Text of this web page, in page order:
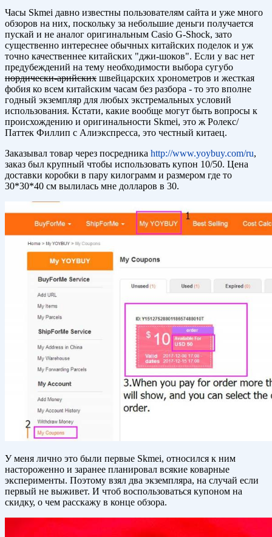
Часы Skmei давно известны пользователям сайта и уже много
обзоров на них, поскольку за небольшие деньги получается
пускай и не аналог оригинальным Casio G-Shock, зато
существенно интереснее обычных китайских поделок и уж
точно качественнее китайских "джи-шоков". Если у вас нет
предубеждений на тему необходимости выбора сугубо
нордически-арийских швейцарских хронометров и жесткая
фобия ко всем китайским часам без разбора - то это вполне
годный экземпляр для любых экстремальных условий
использования. Кстати, какие вообще могут быть вопросы к
происхождению и оригинальности Skmei, это ж Ролекс/
Паттек Филлип с Алиэкспресса, это честный китаец.
Заказывал товар через посредника http://www.yoybuy.com/ru,
заказ был крупный чтобы использовать купон 10/50. Цена
доставки коробки в пару килограмм и размером где то
30*30*40 см вылилась мне долларов в 30.
У меня лично это были первые Skmei, относился к ним
настороженно и заранее планировал всякие коварные
эксперименты. Поэтому взял два экземпляра, на случай если
первый не выживет. И чтоб воспользоваться купоном на
скидку, о чем расскажу в конце обзора.